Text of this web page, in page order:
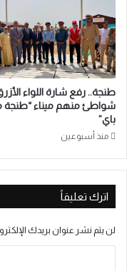
شواطئ منهم ميناء “طنجة
باي”
منذ أسبوعين
اترك تعليقاً
لن يتم نشر عنوان بريدك